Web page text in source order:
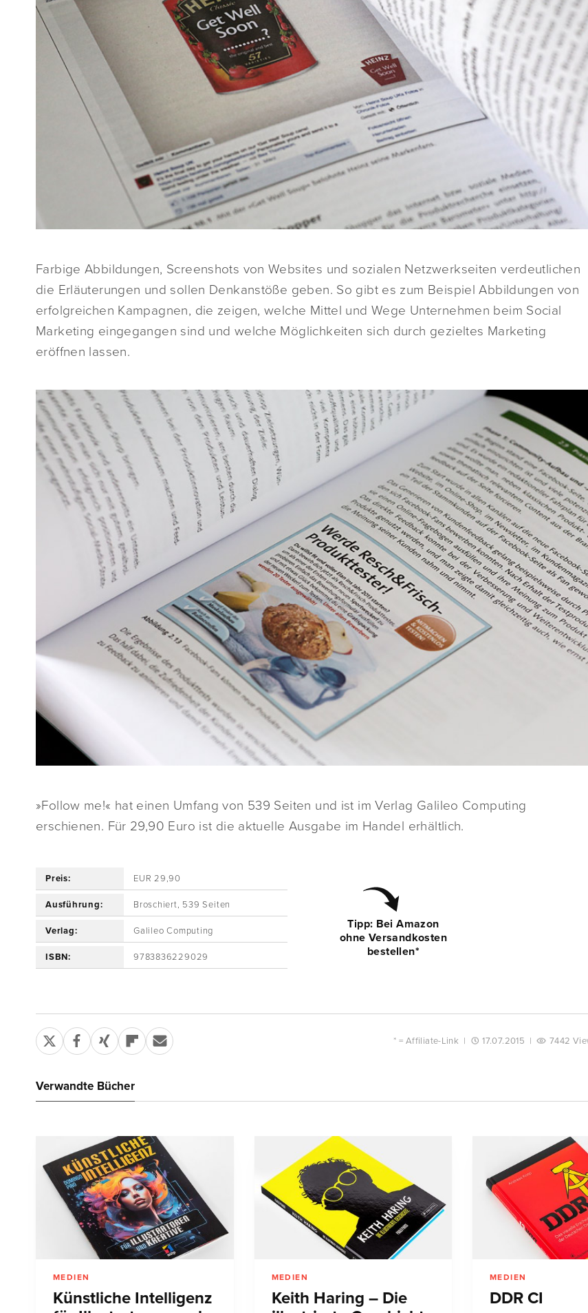
Farbige Abbildungen, Screenshots von Websites und sozialen Netzwerkseiten verdeutlichen
die Erläuterungen und sollen Denkanstöße geben. So gibt es zum Beispiel Abbildungen von
erfolgreichen Kampagnen, die zeigen, welche Mittel und Wege Unternehmen beim Social
Marketing eingegangen sind und welche Möglichkeiten sich durch gezieltes Marketing
eröffnen lassen.
»Follow me!« hat einen Umfang von 539 Seiten und ist im Verlag Galileo Computing
erschienen. Für 29,90 Euro ist die aktuelle Ausgabe im Handel erhältlich.
Preis: EUR 29,90
Ausführung: Broschiert, 539 Seiten
Verlag: Galileo Computing
ISBN: 9783836229029
Tipp: Bei Amazon
ohne Versandkosten
bestellen*
* = Affiliate-Link | 17.07.2015 | 7442
Verwandte Bücher
MEDIEN
Künstliche Intelligenz
MEDIEN
Keith Haring – Die
MEDIEN
DDR CI